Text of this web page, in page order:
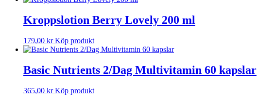
Kroppslotion Berry Lovely 200 ml
179,00 kr Köp produkt
Basic Nutrients 2/Dag Multivitamin 60 kapslar
365,00 kr Köp produkt